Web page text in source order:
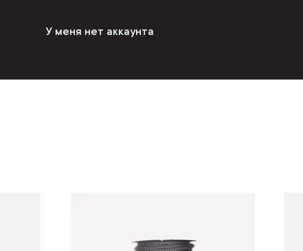
У меня нет аккаунта